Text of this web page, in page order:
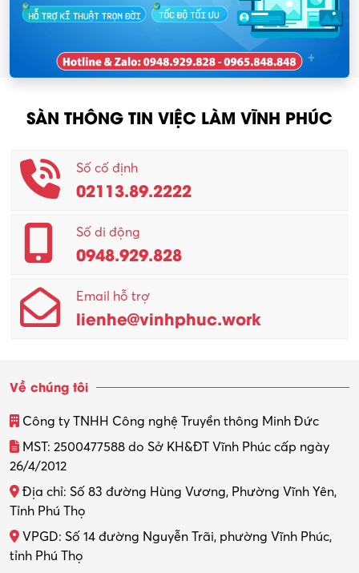
SÀN THÔNG TIN VIỆC LÀM VĨNH PHÚC
Số cố định
02113.89.2222
Số di động
0948.929.828
Email hỗ trợ
lienhe@vinhphuc.work
Về chúng tôi
Công ty TNHH Công nghệ Truyền thông Minh Đức
MST: 2500477588 do Sở KH&ĐT Vĩnh Phúc cấp ngày
26/4/2012
Địa chỉ: Số 83 đường Hùng Vương, Phường Vĩnh Yên,
Tỉnh Phú Thọ
VPGD: Số 14 đường Nguyễn Trãi, phường Vĩnh Phúc,
tỉnh Phú Thọ